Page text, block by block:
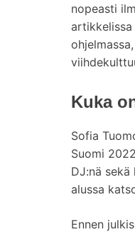
nopeasti
artikkelissa
Kuka
Sofia
Suomi
DJ:nä
alussa
Ennen